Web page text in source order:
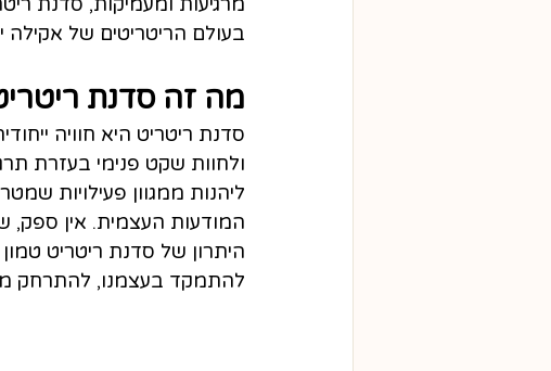
בעולם הריטריטים של אקילה
מה זה סדנת
סדנת ריטריט היא חוויה
ולחוות שקט פנימי בעזרת
ליהנות ממגוון פעילויות
המודעות העצמית. אין ספק,
היתרון של סדנת ריטריט
להתמקד בעצמנו, להתרחק